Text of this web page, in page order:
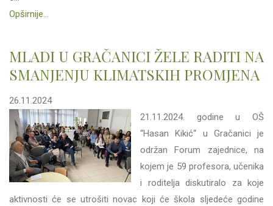
Opširnije...
MLADI U GRAČANICI ŽELE RADITI NA
SMANJENJU KLIMATSKIH PROMJENA
26.11.2024
21.11.2024. godine u OŠ
“Hasan Kikić“ u Gračanici je
održan Forum zajednice, na
kojem je 59 profesora, učenika
i roditelja diskutiralo za koje
aktivnosti će se utrošiti novac koji će škola sljedeće godine